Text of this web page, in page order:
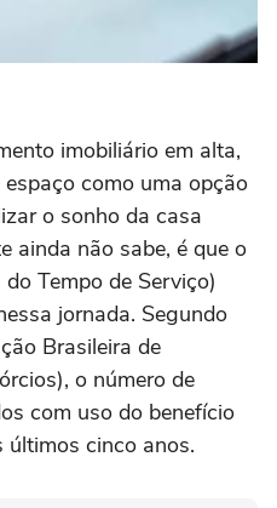
imobiliário em alta,
como uma opção
o sonho da casa
ainda não sabe, é que o
Tempo de Serviço)
jornada. Segundo
Brasileira de
o número de
com uso do benefício
cinco anos.